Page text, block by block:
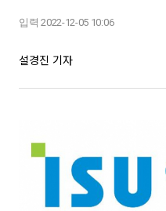
입력 2022-12-05 10:06
설경진 기자